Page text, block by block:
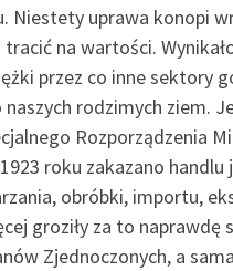
Niestety uprawa konopi
na wartości.
przez co inne sektory
rodzimych ziem.
Rozporządzenia
roku zakazano
obróbki, importu,
groziły za to naprawdę
Zjednoczonych, a